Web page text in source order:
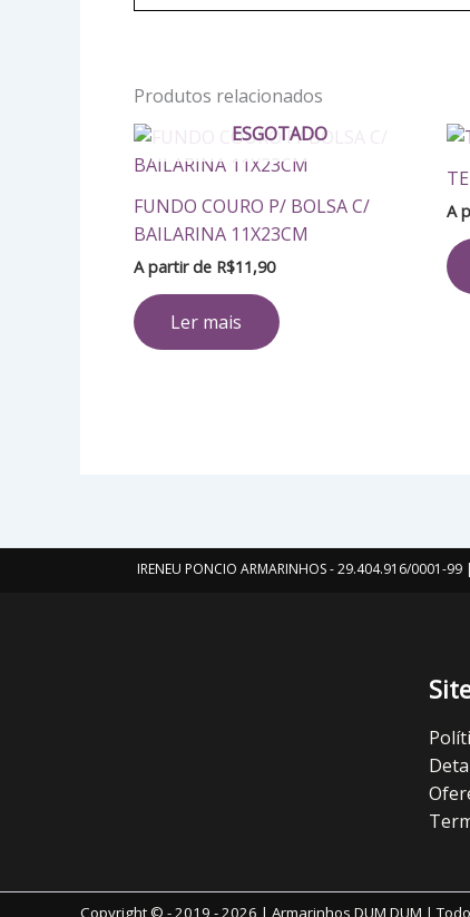
Produtos relacionados
ESGOTADO
FUNDO COURO P/ BOLSA C/
BAILARINA 11X23CM
A partir de R$11,90
Ler mais
A
IRENEU PONCIO ARMARINHOS - 29.404.916/
Copyright © - 2019 - 2026 | Armarinhos DUM DUM |